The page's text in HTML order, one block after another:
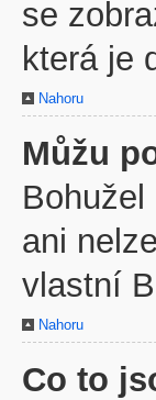
se
která je
Nahoru
Můžu
ani
vlastní
Nahoru
Co to